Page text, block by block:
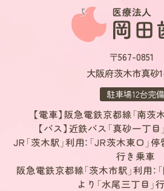
ろっている場合は、一般的に1年半～3年を要
は、混合歯列期（乳歯と永久歯が混在する時期
2年、永久歯が全て生えそろったあとに行な
・歯の動き方には個人差があるため、治療期
・装置や顎間ゴムの扱い方、定期的な通院な
ご協力がたいへん重要であり、それらが治療
・治療中は、装置がついているため歯が磨き
周病のリスクが高まるので、丁寧な歯磨きや
大切です。また、歯が動くことで見えなかっ
こともあります。
・歯を動かすことにより歯根が吸収され、短
〒567-0851
大阪府茨木市真砂
駐車場12台完備
【電車】阪急電鉄京都線「南茨
【バス】近鉄バス「真砂一丁
JR「茨木駅」利用：「JR茨木東口」
行き乗車
阪急電鉄京都線「茨木市駅」利用：
より「水尾三丁目」